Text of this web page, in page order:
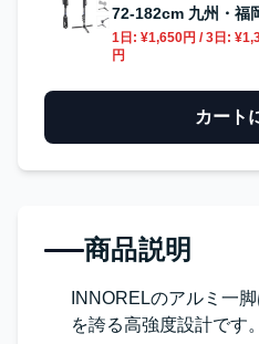
72-182cm 九州・福
1日: ¥1,650円 / 3日:
円
カート
商品説明
INNORELのアルミ一
を誇る高強度設計です。